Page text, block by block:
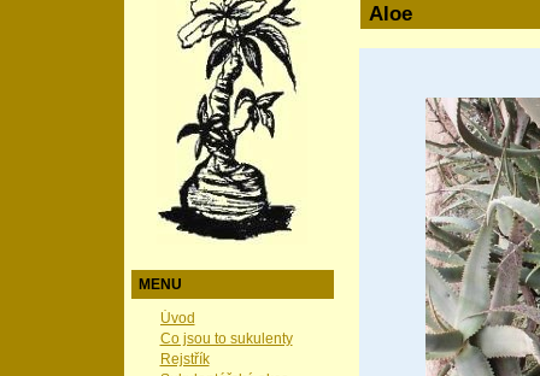
MENU
Úvod
Co jsou to sukulenty
Rejstřík
Aloe